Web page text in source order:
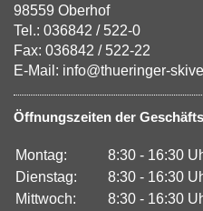
98559 Oberhof
Tel.: 036842 / 522-0
Fax: 036842 / 522-22
E-Mail: info@thueringer-
Öffnungszeiten der
Montag:
8:30 - 16:30
Dienstag:
8:30 - 16:30
Mittwoch:
8:30 - 16:30